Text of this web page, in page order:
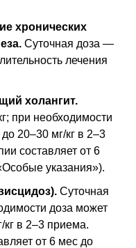
хронических
Суточная доза —
лечения
холангит.
при необходимости
20–30 мг/кг в 2–3
составляет от 6
указания»).
Суточная
доза может
кг в 2–3 приема.
от 6 мес до